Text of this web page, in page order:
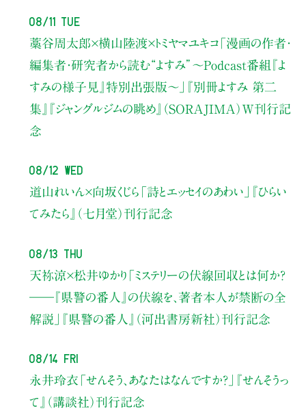
08/11 Tue
藁谷周太郎×横山陸渡×トミヤマユキコ「漫画の作者・
編集者・研究者から読む“よすみ” 〜Podcast番組『よ
すみの様子見』特別出張版〜」
『別冊よすみ 第二
集』『ジャングルジムの眺め』（SORAJIMA）W刊行記
念
08/12 Wed
道山れいん×向坂くじら 「詩とエッセイのあわい」
『ひらい
てみたら』（七月堂）刊行記念
08/13 Thu
天祢涼×松井ゆかり 「ミステリーの伏線回収とは何か？
――『県警の番人』の伏線を、著者本人が禁断の全
解説」
『県警の番人』（河出書房新社）刊行記念
08/14 Fri
永井玲衣 「せんそう、あなたはなんですか？」
『せんそうっ
て』（講談社）刊行記念